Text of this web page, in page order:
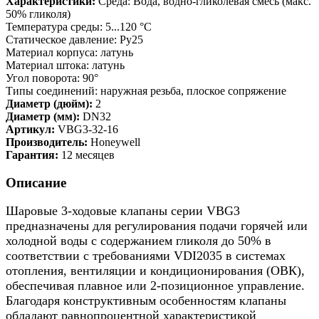
50% гликоля)
Температура среды: 5...120 °C
Статическое давление: Ру25
Материал корпуса: латунь
Материал штока: латунь
Угол поворота: 90°
Типы соединений: наружная резьба, плоское сопряжение
Диаметр (дюйм): 2
Диаметр (мм): DN32
Артикул: VBG3-32-16
Производитель: Honeywell
Гарантия: 12 месяцев
Описание
Шаровые 3-ходовые клапаны серии VBG3
предназначены для регулирования подачи горячей или
холодной воды с содержанием гликоля до 50% в
соответствии с требованиями VDI2035 в системах
отопления, вентиляции и кондиционирования (ОВК),
обеспечивая плавное или 2-позиционное управление.
Благодаря конструктивным особенностям клапаны
обладают равнопроцентной характеристикой